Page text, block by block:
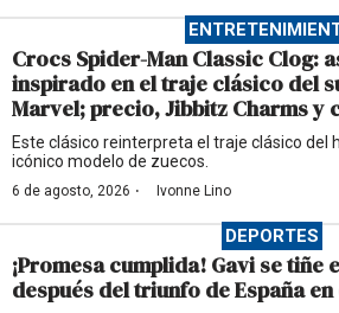
Crocs Spider-Man Classic Clog:
inspirado en el traje clásico del
Marvel; precio, Jibbitz Charms y
Este clásico reinterpreta el traje clásico del
icónico modelo de zuecos.
6 de agosto, 2026 · Ivonne Lino
DEPORTES
¡Promesa cumplida! Gavi se tiñe
después del triunfo de España